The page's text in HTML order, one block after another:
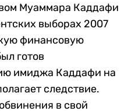
Муаммара Каддафи
выборах 2007
финансовую
готов
имиджа Каддафи на
следствие.
в свой